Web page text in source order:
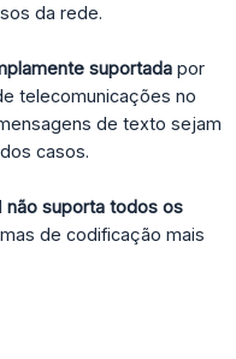
da rede.
suportada por
telecomunicações no
de texto sejam
casos.
não suporta todos os
de codificação mais